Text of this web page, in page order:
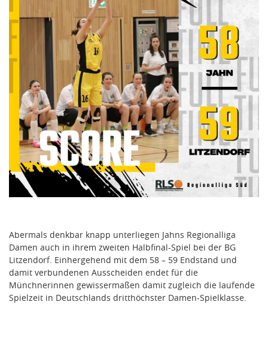
Abermals denkbar knapp unterliegen Jahns Regionalliga
Damen auch in ihrem zweiten Halbfinal-Spiel bei der BG
Litzendorf. Einhergehend mit dem 58 – 59 Endstand und
damit verbundenen Ausscheiden endet für die
Münchnerinnen gewissermaßen damit zugleich die laufende
Spielzeit in Deutschlands dritthöchster Damen-Spielklasse.